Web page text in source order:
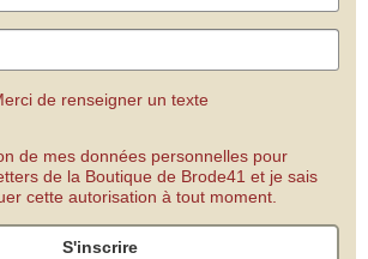
de renseigner un texte
de mes données personnelles pour
de la Boutique de Brode41 et je sais
cette autorisation à tout moment.
S'inscrire